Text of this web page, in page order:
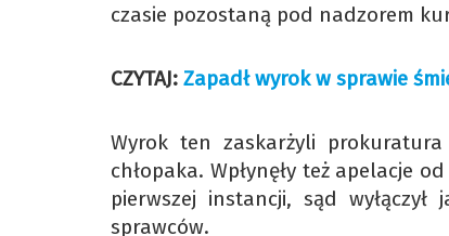
czasie pozostaną pod nadzorem
CZYTAJ: Zapadł wyrok w sprawie
Wyrok ten zaskarżyli prokuratura
chłopaka. Wpłynęły też apelacje
pierwszej instancji, sąd
sprawców.